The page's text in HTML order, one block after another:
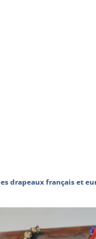
drapeaux français et